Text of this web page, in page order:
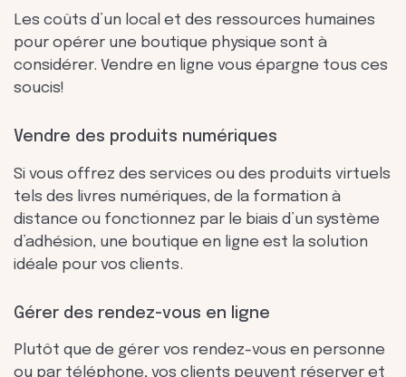
Les coûts d’un local et des ressources humaines
pour opérer une boutique physique sont à
considérer. Vendre en ligne vous épargne tous ces
soucis!
Vendre des produits numériques
Si vous offrez des services ou des produits virtuels
tels des livres numériques, de la formation à
distance ou fonctionnez par le biais d’un système
d’adhésion, une boutique en ligne est la solution
idéale pour vos clients.
Gérer des rendez-vous en ligne
Plutôt que de gérer vos rendez-vous en personne
ou par téléphone, vos clients peuvent réserver et